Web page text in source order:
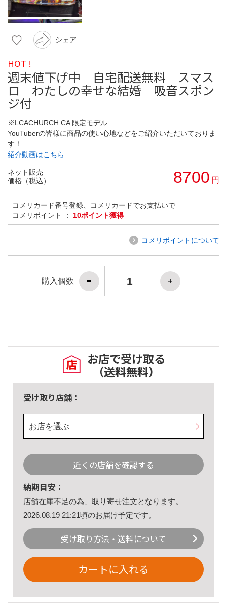
シェア
HOT !
週末値下げ中 自宅配送無料 スマス
ロ わたしの幸せな結婚 吸音スポン
ジ付
※LCACHURCH.CA 限定モデル
YouTuberの皆様に商品の使い心地などをご紹介いただいておりま
す！
紹介動画はこちら
ネット販売
価格（税込）
8700 円
コメリカード番号登録、コメリカードでお支払いで
コメリポイント ： 10ポイント獲得
コメリポイントについて
購入個数
お店で受け取る
（送料無料）
受け取り店舗：
お店を選ぶ
近くの店舗を確認する
納期目安：
店舗在庫不足の為、取り寄せ注文となります。
2026.08.19 21:21頃のお届け予定です。
受け取り方法・送料について
カートに入れる